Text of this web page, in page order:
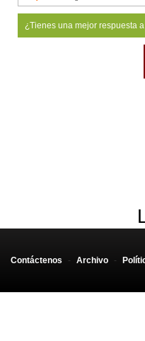
¿Tienes una mejor respuesta
Contáctenos - Archivo -